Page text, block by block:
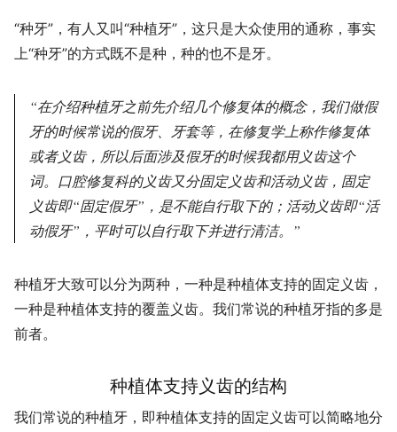
“种牙”，有人又叫“种植牙”，这只是大众使用的通称，事实
上“种牙”的方式既不是种，种的也不是牙。
在介绍种植牙之前先介绍几个修复体的概念，我们做假
牙的时候常说的假牙、牙套等，在修复学上称作修复体
或者义齿，所以后面涉及假牙的时候我都用义齿这个
词。口腔修复科的义齿又分固定义齿和活动义齿，固定
义齿即“固定假牙”，是不能自行取下的；活动义齿即“活
动假牙”，平时可以自行取下并进行清洁。
种植牙大致可以分为两种，一种是种植体支持的固定义齿，
一种是种植体支持的覆盖义齿。我们常说的种植牙指的多是
前者。
种植体支持义齿的结构
我们常说的种植牙，即种植体支持的固定义齿可以简略地分